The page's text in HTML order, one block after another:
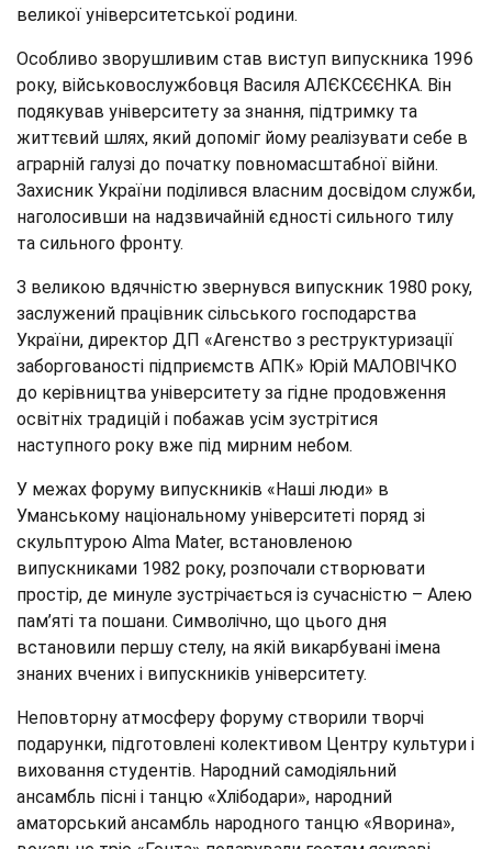
великої університетської родини.
Особливо зворушливим став виступ випускника 1996
року, військовослужбовця Василя АЛЄКСЄЄНКА. Він
подякував університету за знання, підтримку та
життєвий шлях, який допоміг йому реалізувати себе в
аграрній галузі до початку повномасштабної війни.
Захисник України поділився власним досвідом служби,
наголосивши на надзвичайній єдності сильного тилу
та сильного фронту.
З великою вдячністю звернувся випускник 1980 року,
заслужений працівник сільського господарства
України, директор ДП «Агенство з реструктуризації
заборгованості підприємств АПК» Юрій МАЛОВІЧКО
до керівництва університету за гідне продовження
освітніх традицій і побажав усім зустрітися
наступного року вже під мирним небом.
У межах форуму випускників «Наші люди» в
Уманському національному університеті поряд зі
скульптурою Alma Mater, встановленою
випускниками 1982 року, розпочали створювати
простір, де минуле зустрічається із сучасністю – Алею
пам’яті та пошани. Символічно, що цього дня
встановили першу стелу, на якій викарбувані імена
знаних вчених і випускників університету.
Неповторну атмосферу форуму створили творчі
подарунки, підготовлені колективом Центру культури і
виховання студентів. Народний самодіяльний
ансамбль пісні і танцю «Хлібодари», народний
аматорський ансамбль народного танцю «Яворина»,